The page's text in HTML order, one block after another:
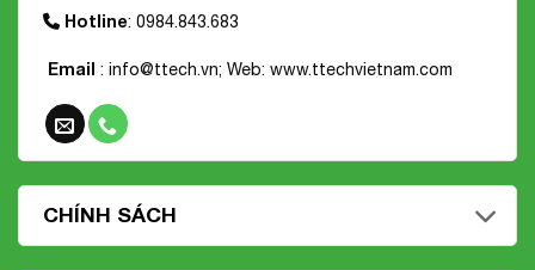
Hotline: 0984.843.683
Email : info@ttech.vn; Web: www.ttechvietnam.com
CHÍNH SÁCH